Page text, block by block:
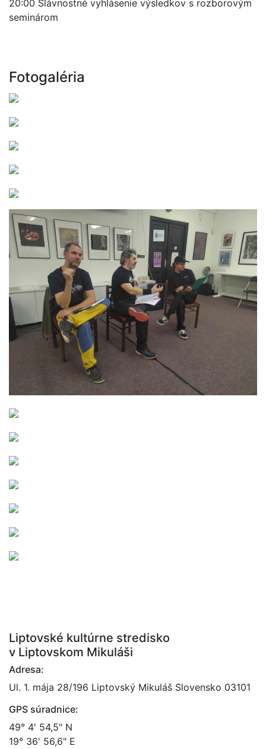
20:00 Slávnostné vyhlásenie výsledkov s rozborovým
seminárom
Fotogaléria
Liptovské kultúrne stredisko
v Liptovskom Mikuláši
Adresa:
Ul. 1. mája 28/196 Liptovský Mikuláš Slovensko 03101
GPS súradnice:
49° 4' 54,5" N
19° 36' 56,6" E